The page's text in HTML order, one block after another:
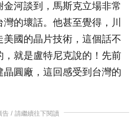
金河談到，馬斯克立場非常
的壞話。他甚至覺得，川
美國的晶片技術，這個話不
，就是盧特尼克說的！先前
晶圓廠，這回感受到台灣的
告 / 請繼續往下閱讀